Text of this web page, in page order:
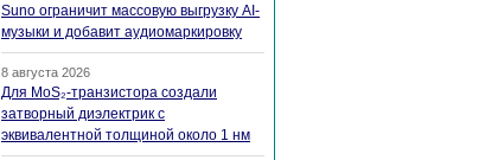
Suno ограничит массовую выгрузку AI-
музыки и добавит аудиомаркировку
8 августа 2026
Для MoS₂-транзистора создали
затворный диэлектрик с
эквивалентной толщиной около 1 нм